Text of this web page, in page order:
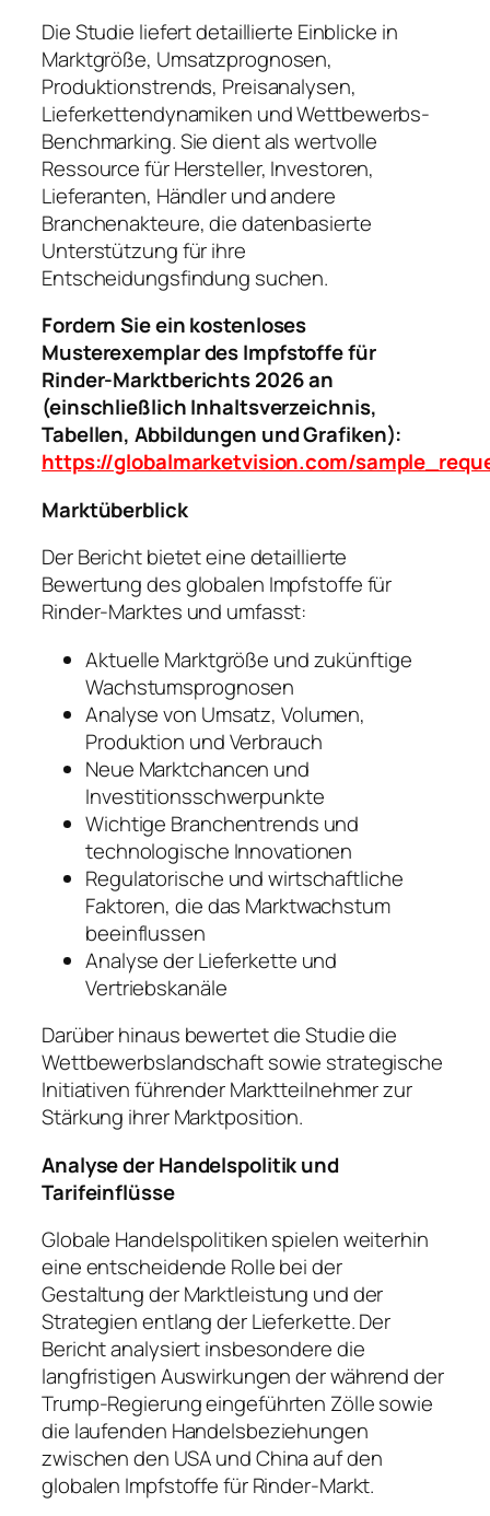
Die Studie liefert detaillierte Einblicke in
Marktgröße, Umsatzprognosen,
Produktionstrends, Preisanalysen,
Lieferkettendynamiken und Wettbewerbs-
Benchmarking. Sie dient als wertvolle
Ressource für Hersteller, Investoren,
Lieferanten, Händler und andere
Branchenakteure, die datenbasierte
Unterstützung für ihre
Entscheidungsfindung suchen.
Fordern Sie ein kostenloses
Musterexemplar des Impfstoffe für
Rinder-Marktberichts 2026 an
(einschließlich Inhaltsverzeichnis,
Tabellen, Abbildungen und Grafiken):
https://globalmarketvision.com/
Marktüberblick
Der Bericht bietet eine detaillierte
Bewertung des globalen Impfstoffe für
Rinder-Marktes und umfasst:
Aktuelle Marktgröße und zukünftige
Wachstumsprognosen
Analyse von Umsatz, Volumen,
Produktion und Verbrauch
Neue Marktchancen und
Investitionsschwerpunkte
Wichtige Branchentrends und
technologische Innovationen
Regulatorische und wirtschaftliche
Faktoren, die das Marktwachstum
beeinflussen
Analyse der Lieferkette und
Vertriebskanäle
Darüber hinaus bewertet die Studie die
Wettbewerbslandschaft sowie strategische
Initiativen führender Marktteilnehmer zur
Stärkung ihrer Marktposition.
Analyse der Handelspolitik und
Tarifeinflüsse
Globale Handelspolitiken spielen weiterhin
eine entscheidende Rolle bei der
Gestaltung der Marktleistung und der
Strategien entlang der Lieferkette. Der
Bericht analysiert insbesondere die
langfristigen Auswirkungen der während der
Trump-Regierung eingeführten Zölle sowie
die laufenden Handelsbeziehungen
zwischen den USA und China auf den
globalen Impfstoffe für Rinder-Markt.